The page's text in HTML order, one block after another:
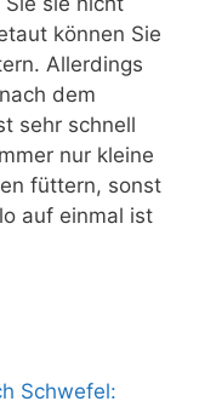
können Sie
Allerdings
dem
sehr schnell
nur kleine
füttern, sonst
auf einmal ist
Schwefel: